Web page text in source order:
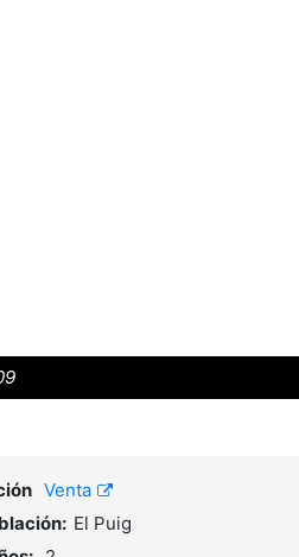
Venta
El Puig